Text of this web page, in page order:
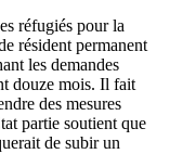
réfugiés pour la
résident permanent
les demandes
douze mois. Il fait
des mesures
partie soutient que
de subir un